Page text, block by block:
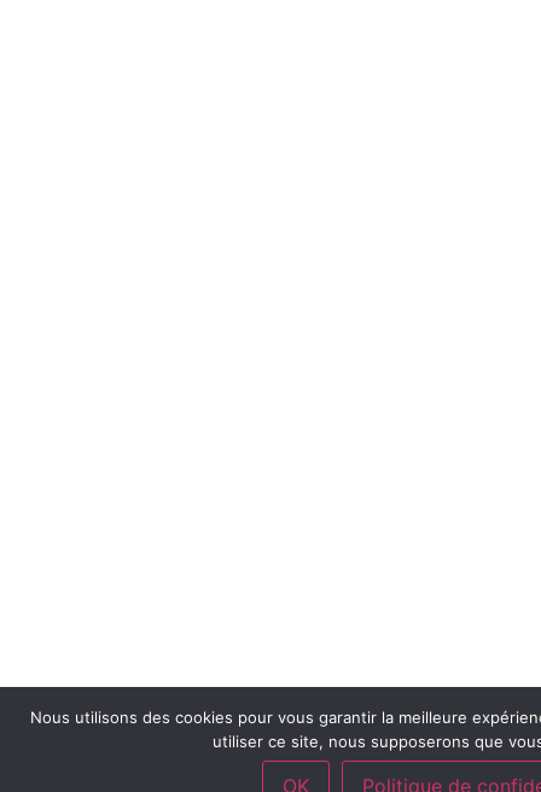
Nous utilisons des cookies pour vous garantir la meilleure
utiliser ce site, nous supposerons que
OK Politique de